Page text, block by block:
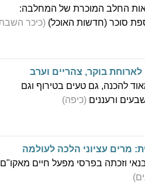
החלב המוכרת של המחלבה:
סוכר (חדשות האוכל) (כיכר
בוקר, צהריים וערב
להכנה, גם טעים בטירוף וגם
ורעננים (כיפה)
מרים עציוני הלכה לעולמה
וזכתה בפרסי מפעל חיים מאקו"ם